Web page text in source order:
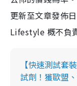
更新至文章發佈
Lifestyle 概不負
【快速測試套
試劑！獲歐盟